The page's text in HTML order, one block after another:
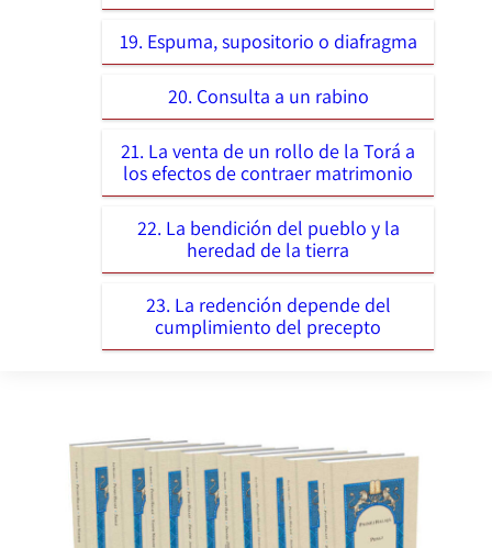
19. Espuma, supositorio o diafragma
20. Consulta a un rabino
21. La venta de un rollo de la Torá a
los efectos de contraer matrimonio
22. La bendición del pueblo y la
heredad de la tierra
23. La redención depende del
cumplimiento del precepto